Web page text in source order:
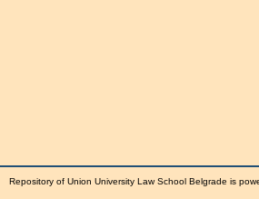
Repository of Union University Law School Belgrade is